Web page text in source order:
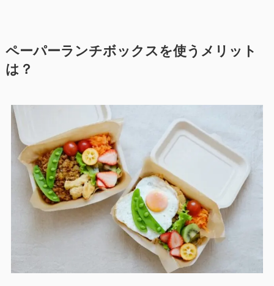
ペーパーランチボックスを使うメリット
は？